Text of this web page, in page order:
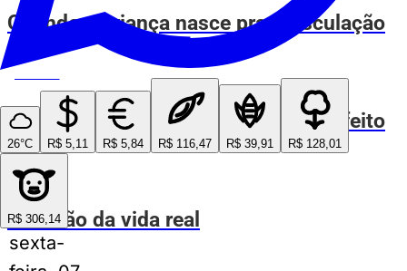
26°C R$ 5,11 R$ 5,84 R$ 116,47 R$ 39,91 R$ 128,01
R$ 306,14
sexta-
Quando a criança nasce pra musculação
Meu cachorro encontrou o lugar perfeito
ESPIA AÍ
Rei Leão da vida real